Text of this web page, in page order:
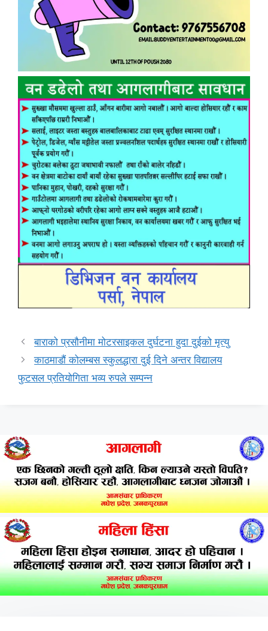
बाराको प्रसौनीमा मोटरसाइकल दुर्घटना हुदा दुईको मृत्यु
काठमाडौं कोलम्बस स्कुलद्धारा दुई दिने अन्तर विद्यालय
फुटसल प्रतियोगिता भव्य रुपले सम्पन्न